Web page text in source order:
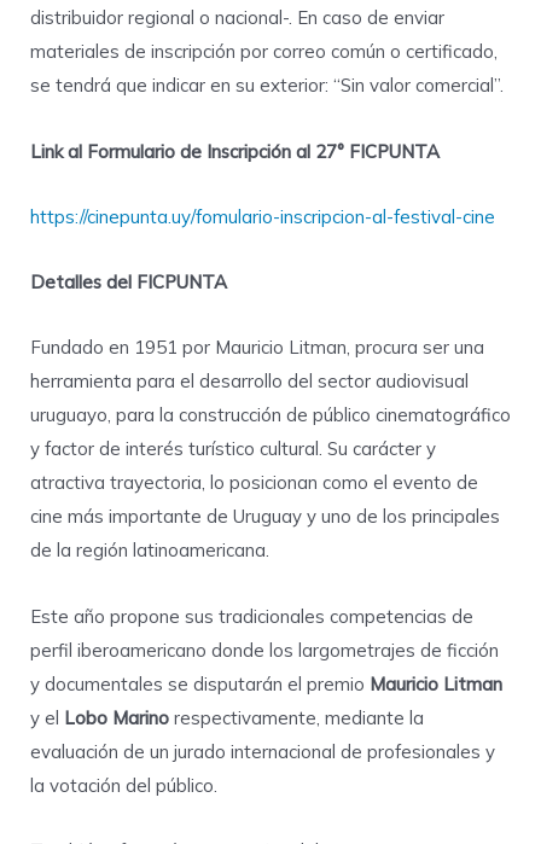
distribuidor regional o nacional-. En caso de enviar
materiales de inscripción por correo común o certificado,
se tendrá que indicar en su exterior: “Sin valor comercial”.
Link al Formulario de Inscripción al 27° FICPUNTA
https://cinepunta.uy/fomulario-inscripcion-al-festival-cine
Detalles del FICPUNTA
Fundado en 1951 por Mauricio Litman, procura ser una
herramienta para el desarrollo del sector audiovisual
uruguayo, para la construcción de público cinematográfico
y factor de interés turístico cultural. Su carácter y
atractiva trayectoria, lo posicionan como el evento de
cine más importante de Uruguay y uno de los principales
de la región latinoamericana.
Este año propone sus tradicionales competencias de
perfil iberoamericano donde los largometrajes de ficción
y documentales se disputarán el premio Mauricio Litman
y el Lobo Marino respectivamente, mediante la
evaluación de un jurado internacional de profesionales y
la votación del público.